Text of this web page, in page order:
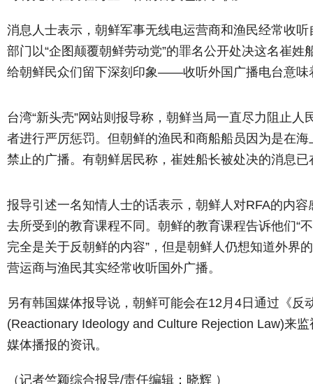
消息人士表示，朝鲜军事无线电运营商和渔民经常收
部门以“企图颠覆朝鲜劳动党”的罪名公开处决这名崔姓
给朝鲜民众们留下深刻印象——收听外国广播电台意味
台湾“新头壳”网站则报导称，朝鲜当局一直尽力阻止人
者进行严厉惩罚。但朝鲜的渔民和商船船员因为是在
禁止的广播。有朝鲜居民称，崔姓船长被处决的消息
报导引述一名知情人士的话表示，朝鲜人对RFA的内
去所受到的教育课程不同。朝鲜的教育课程告诉他们“
完全是关于反朝鲜的内容”，但是朝鲜人仍想知道外界
营运商与渔民其实经常收听国外广播。
另有韩国媒体报导说，朝鲜可能会在12月4日通过《反
(Reactionary Ideology and Culture Rejection Law)来
媒体播报的资讯。
（记者竺颖综合报导/责任编辑：晓辉 ）